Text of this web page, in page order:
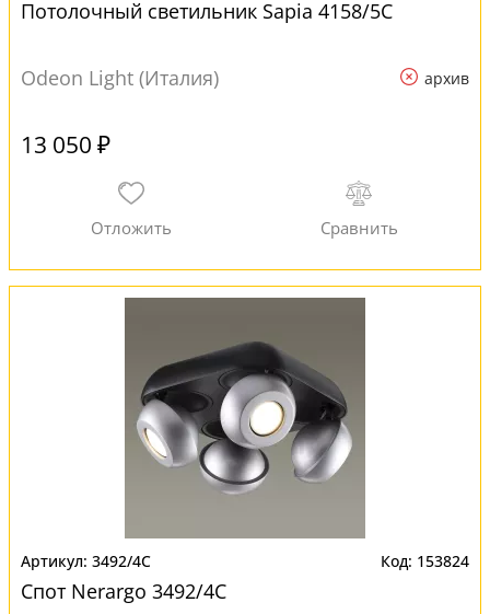
Потолочный светильник Sapia 4158/5C
Odeon Light (Италия) архив
13 050 ₽
3492/4C 153824
Спот Nerargo 3492/4C